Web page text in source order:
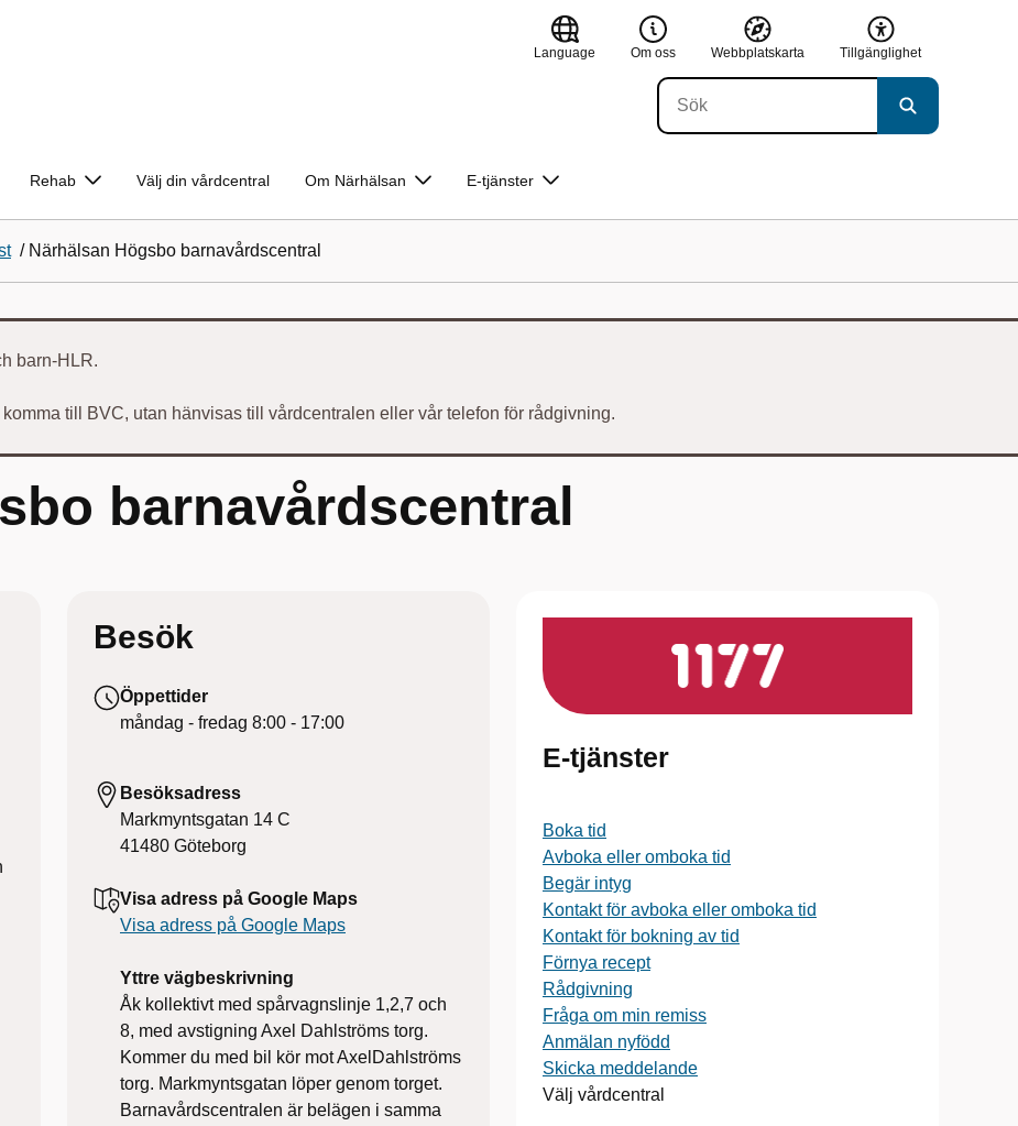
Language Om oss Webbplatskarta Tillgänglighet
Rehab Välj din vårdcentral Om Närhälsan E-tjänster
/ Närhälsan Högsbo barnavårdscentral
barn-HLR.
till BVC, utan hänvisas till vårdcentralen eller vår telefon för rådgivning.
barnavårdscentral
Besök
Öppettider
måndag - fredag 8:00 - 17:00
Besöksadress
Markmyntsgatan 14 C
41480 Göteborg
Visa adress på Google Maps
Visa adress på Google Maps
Yttre vägbeskrivning
Åk kollektivt med spårvagnslinje 1,2,7 och
8, med avstigning Axel Dahlströms torg.
Kommer du med bil kör mot AxelDahlströms
torg. Markmyntsgatan löper genom torget.
Barnavårdscentralen är belägen i samma
E-tjänster
Boka tid
Avboka eller omboka tid
Begär intyg
Kontakt för avboka eller omboka tid
Kontakt för bokning av tid
Förnya recept
Rådgivning
Fråga om min remiss
Anmälan nyfödd
Skicka meddelande
Välj vårdcentral